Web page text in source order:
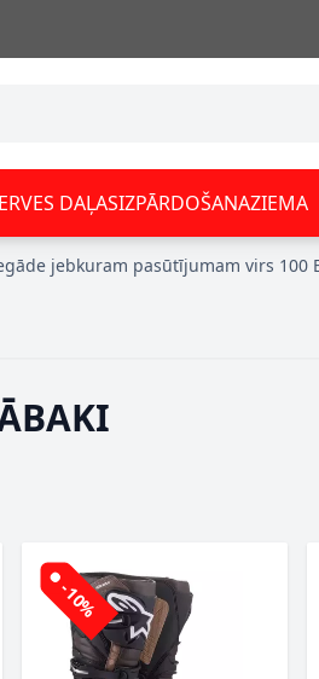
DAĻASIZPĀRDOŠANAZIEMA
jebkuram pasūtījumam virs 100
-10%